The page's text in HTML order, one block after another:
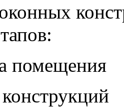
помещения